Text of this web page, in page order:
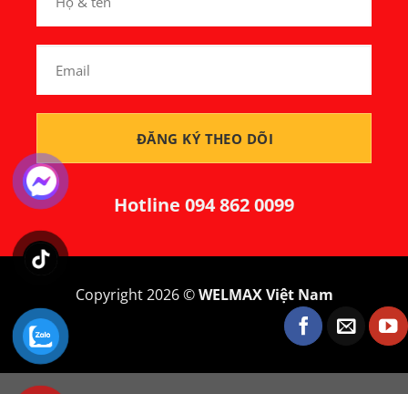
Hotline 094 862 0099
Copyright 2026 ©WELMAX Việt Nam